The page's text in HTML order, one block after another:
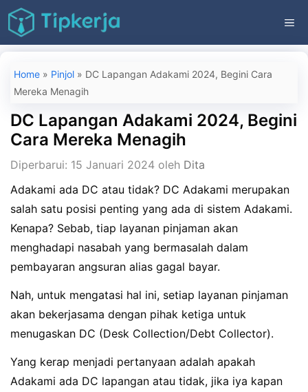
Langsung
ke
isi
Home » Pinjol » DC Lapangan Adakami 2024, Begini Cara
Mereka Menagih
DC Lapangan Adakami 2024, Begini
Cara Mereka Menagih
Diperbarui: 15 Januari 2024 oleh Dita
Adakami ada DC atau tidak? DC Adakami merupakan
salah satu posisi penting yang ada di sistem Adakami.
Kenapa? Sebab, tiap layanan pinjaman akan
menghadapi nasabah yang bermasalah dalam
pembayaran angsuran alias gagal bayar.
Nah, untuk mengatasi hal ini, setiap layanan pinjaman
akan bekerjasama dengan pihak ketiga untuk
menugaskan DC (Desk Collection/Debt Collector).
Yang kerap menjadi pertanyaan adalah apakah
Adakami ada DC lapangan atau tidak, jika iya kapan